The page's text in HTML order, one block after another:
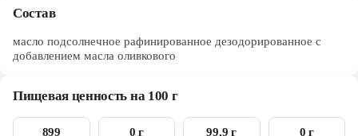
Новодвинск
Рыбинск
Череповец
Состав
масло подсолнечное рафинированное дезодорированное с
добавлением масла оливкового
Пищевая ценность на 100 г
899 0 г 99,9 г 0 г